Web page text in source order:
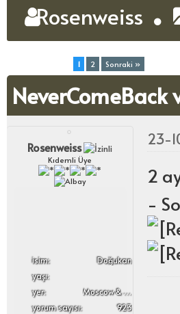
Rosenweiss
1 2 Sonraki »
NeverComeBack
Rosenweiss
Kıdemli Üye
i̇sim:
Doğukan
yaşı:
yer:
Moscow & Russia
yorum sayısı:
923
23-
2
-